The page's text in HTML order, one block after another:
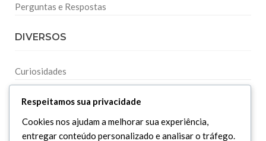
Perguntas e Respostas
DIVERSOS
Curiosidades
Dicionário Islâmico
Downloads
Respeitamos sua privacidade
Cookies nos ajudam a melhorar sua experiência,
entregar conteúdo personalizado e analisar o tráfego.